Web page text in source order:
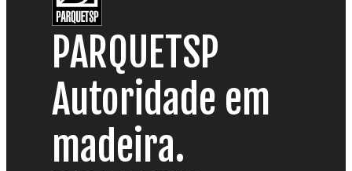
PARQUETSP
Autoridade em
madeira.